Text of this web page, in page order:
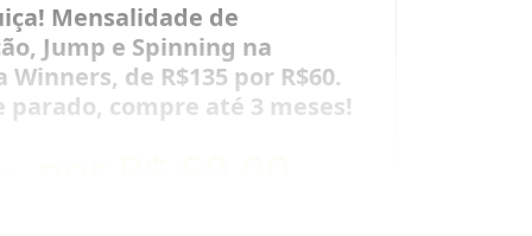
Mensalidade de
Jump e Spinning na
Winners, de R$135 por R$60.
parado, compre até 3 meses!